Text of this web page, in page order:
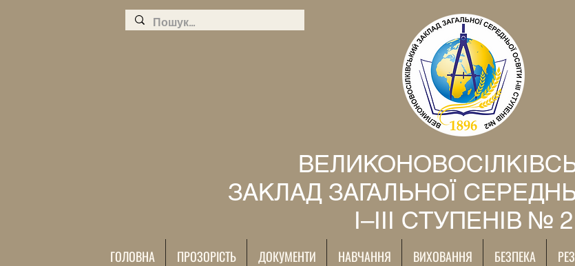
ЗАКЛАД ЗАГАЛЬНОЇ
І–ІІІ СТУПЕНІВ № 2
ГОЛОВНА ПРОЗОРІСТЬ ДОКУМЕНТИ НАВЧАННЯ ВИХОВАННЯ БЕЗПЕКА